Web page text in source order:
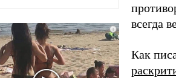
уже несет негативные
всегда
Как